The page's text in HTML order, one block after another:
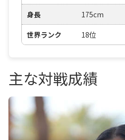
身長 175cm
世界ランク 18位
主な対戦成績